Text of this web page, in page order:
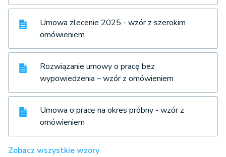
Umowa zlecenie 2025 - wzór z szerokim
omówieniem
Rozwiązanie umowy o pracę bez
wypowiedzenia – wzór z omówieniem
Umowa o pracę na okres próbny - wzór z
omówieniem
Zobacz wszystkie wzory